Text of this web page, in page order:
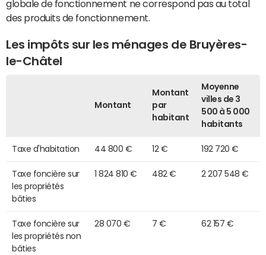
globale de fonctionnement ne correspond pas au total
des produits de fonctionnement.
Les impôts sur les ménages de Bruyères-
le-Châtel
Montant
Montant
par
habitant
Moyenne
villes de 3
500 à 5 000
habitants
Taxe d'habitation 44 800 € 12 € 192 720 €
Taxe foncière sur
les propriétés
bâties
1 824 810 € 482 € 2 207 548 €
Taxe foncière sur
les propriétés non
bâties
28 070 € 7 € 62 157 €